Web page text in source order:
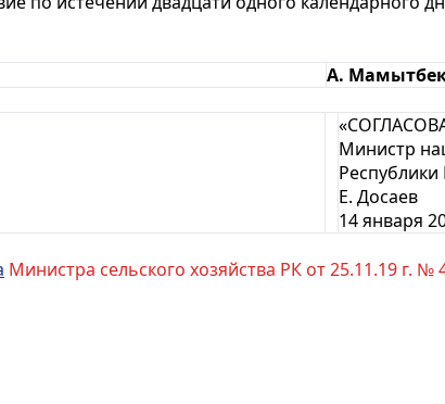
А.
Министр
Республики
Е. Досаев
14 января
Министра сельского хозяйства РК от 25.11.19 г. №